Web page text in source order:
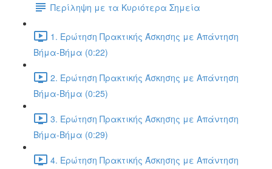
Περίληψη με τα Κυριότερα Σημεία
1. Ερώτηση Πρακτικής Άσκησης με Απάντηση
Βήμα-Βήμα (0:22)
2. Ερώτηση Πρακτικής Άσκησης με Απάντηση
Βήμα-Βήμα (0:25)
3. Ερώτηση Πρακτικής Άσκησης με Απάντηση
Βήμα-Βήμα (0:29)
4. Ερώτηση Πρακτικής Άσκησης με Απάντηση